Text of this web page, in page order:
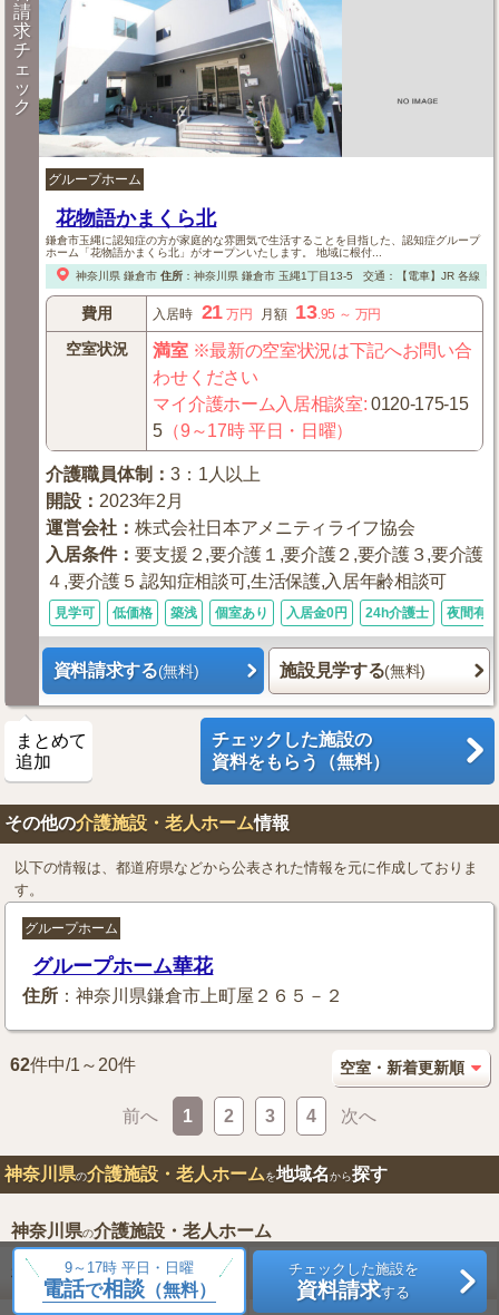
請
求
チ
ェ
ッ
ク
グループホーム
花物語かまくら北
鎌倉市玉縄に認知症の方が家庭的な雰囲気で生活することを目指した、認知症グループ
ホーム「花物語かまくら北」がオープンいたします。 地域に根付...
神奈川県 鎌倉市 住所： 神奈川県 鎌倉市玉縄1丁目13-5 交通：【電車】JR 各線「
費用 入居時 21 万円 月額 13.95 ～ 万円
空室状況 満室※最新の空室状況は下記へお問い合
わせください
マイ介護ホーム入居相談室:0120-175-15
5 （9～17時 平日・日曜）
介護職員体制 ：3：1人以上
開設 ： 2023年2月
運営会社 ：株式会社日本アメニティライフ協会
入居条件：要支援２,要介護１,要介護２,要介護３,要介護
４,要介護５,認知症相談可,生活保護,入居年齢相談可
見学可 低価格 築浅 個室あり 入居金0円 24h介護士 夜間有人
資料請求する(無料) 施設見学する(無料)
まとめて
追加
チェックした施設の
資料をもらう（無料）
9～17時 平日・日曜
電話で相談（無料）
チェックした施設を
資料請求する
その他の介護施設・老人ホーム情報
以下の情報は、都道府県などから公表された情報を元に作成しておりま
す。
グループホーム
グループホーム華花
住所 ：神奈川県鎌倉市上町屋２６５－２
62件中/1～20件
前へ 1 2 3 4 次へ
神奈川県の介護施設・老人ホームを地域名から探す
神奈川県の介護施設・老人ホーム
横浜市鶴見区 41件 横浜市神奈川区 53件